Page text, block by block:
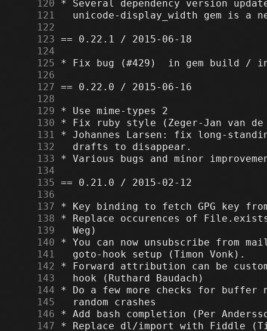
    120
    121
    122
    123
    124
    125
    126
    127
    128
    129
    130
    131
    132
    133
    134
    135
    136
    137
    138
    139
    140
    141
    142
    143
    144
    145
    146
    147